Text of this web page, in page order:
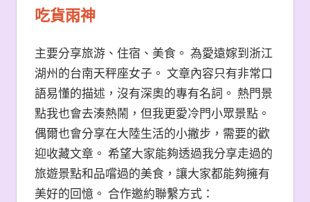
吃貨雨神
主要分享旅游、住宿、美食。 為愛遠嫁到浙江
湖州的台南天秤座女子。 文章內容只有非常口
語易懂的描述，沒有深奧的專有名詞。 熱門景
點我也會去湊熱鬧，但我更愛冷門小眾景點。
偶爾也會分享在大陸生活的小撇步，需要的歡
迎收藏文章。 希望大家能夠透過我分享走過的
旅遊景點和品嚐過的美食，讓大家都能夠擁有
美好的回憶。 合作邀約聯繫方式：